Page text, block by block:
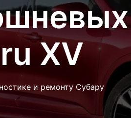
XV
и ремонту Субару